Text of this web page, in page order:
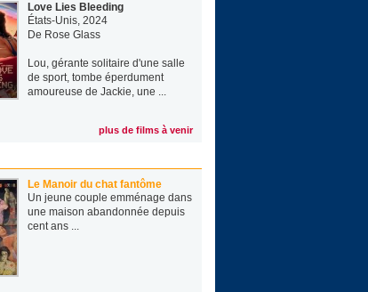
Love Lies Bleeding
États-Unis, 2024
De Rose Glass
Lou, gérante solitaire d'une salle
de sport, tombe éperdument
amoureuse de Jackie, une ...
plus de films à venir
Le Manoir du chat fantôme
Un jeune cou­ple emmé­nage dans
une mai­son aban­don­née depuis
cent ans ...